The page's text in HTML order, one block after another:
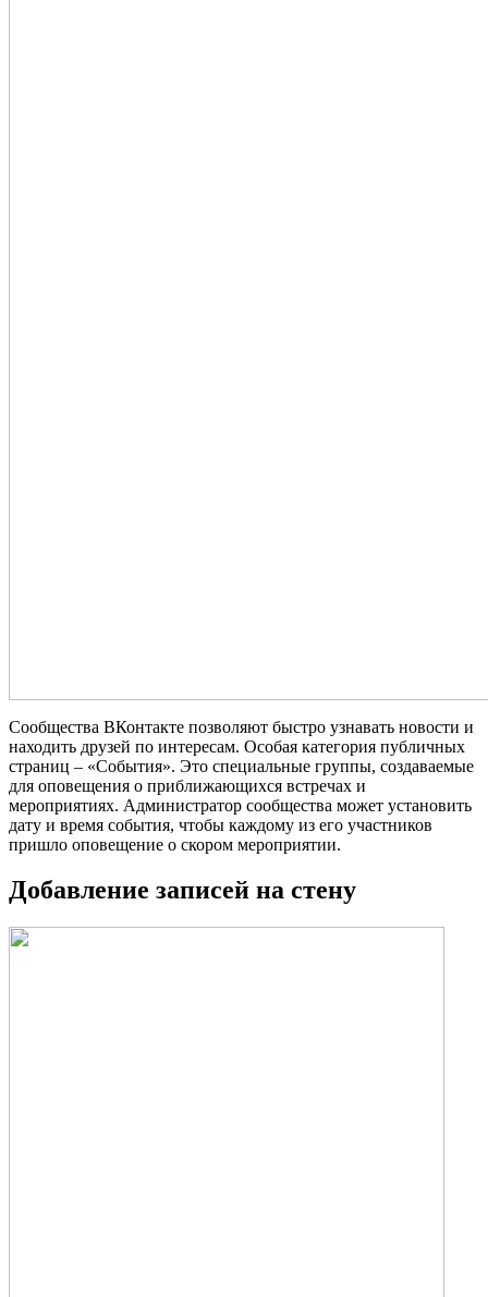
Сообщества ВКонтакте позволяют быстро узнавать новости и
находить друзей по интересам. Особая категория публичных
страниц – «События». Это специальные группы, создаваемые
для оповещения о приближающихся встречах и
мероприятиях. Администратор сообщества может установить
дату и время события, чтобы каждому из его участников
пришло оповещение о скором мероприятии.
Добавление записей на стену